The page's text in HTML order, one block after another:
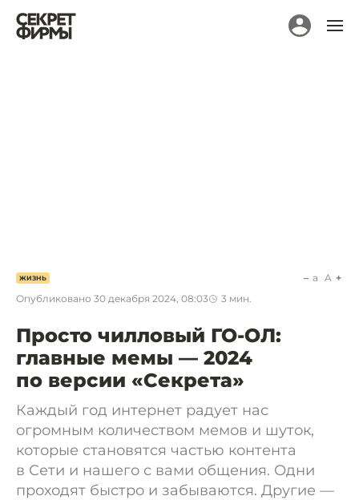
ЖИЗНЬ
Опубликовано 30 декабря 2024, 08:03 3 мин.
a A
Просто чилловый ГО-ОЛ:
главные мемы — 2024
по версии «Секрета»
Каждый год интернет радует нас
огромным количеством мемов и шуток,
которые становятся частью контента
в Сети и нашего с вами общения. Одни
проходят быстро и забываются. Другие —